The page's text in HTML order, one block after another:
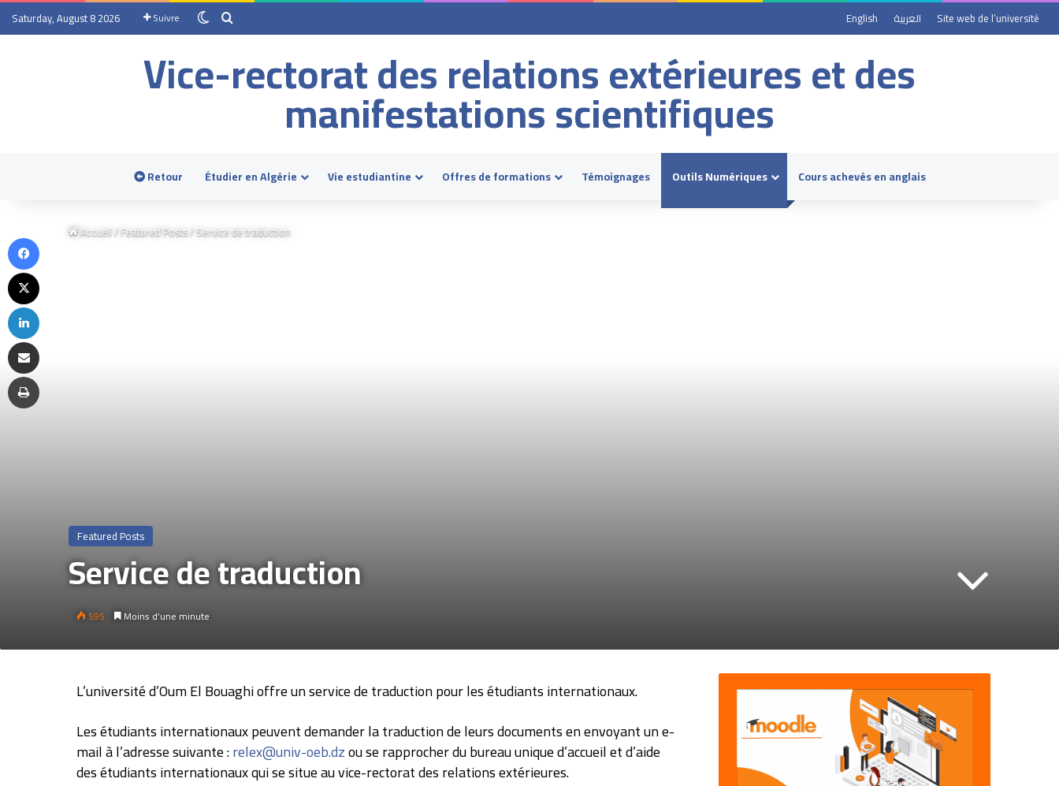
Saturday, August 8 2026 Suivre English العربية Site web de l’université
Vice-rectorat des relations extérieures et des
manifestations scientifiques
Retour Étudier en Algérie Vie estudiantine Offres de formations Témoignages Outils Numériques Cours achevés en anglais
Accueil/Featured Posts/Service de traduction
Featured Posts
Service de traduction
595 Moins d’une minute
L’université d’Oum El Bouaghi offre un service de traduction pour les étudiants internationaux.
Les étudiants internationaux peuvent demander la traduction de leurs documents en envoyant un e-
mail à l’adresse suivante :relex@univ-oeb.dzou se rapprocher du bureau unique d’accueil et d’aide
des étudiants internationaux qui se situe au vice-rectorat des relations extérieures.